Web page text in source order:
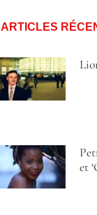
ARTICLES
et